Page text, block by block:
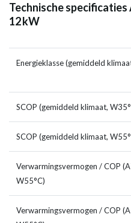
Technische
12 kW
Energieklasse (gemiddeld
SCOP (gemiddeld klimaat,
SCOP (gemiddeld klimaat,
Verwarmingsvermogen / COP
W55°C)
Verwarmingsvermogen / COP